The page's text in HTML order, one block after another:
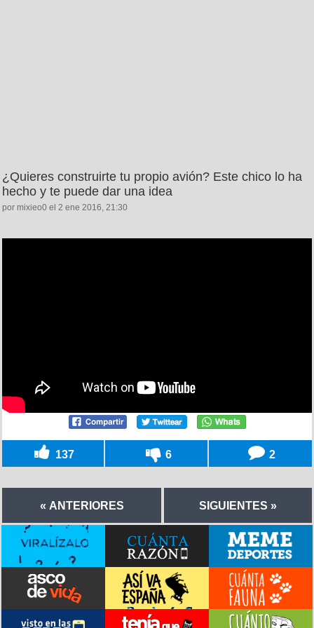
¿Quieres construirte tu propio avión? Este chico lo ha
hecho y te puede dar una idea
por mixieo0 el 2 ene 2016, 21:30
137 6 2
« ANTERIORES SIGUIENTES »